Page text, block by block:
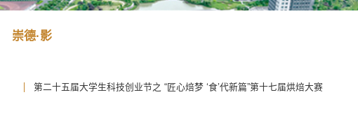
崇德·影
第二十五届大学生科技创业节之 “匠心焙梦 ‘食’代新篇”第十七届烘焙大赛